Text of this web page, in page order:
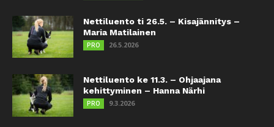
Nettiluento ti 26.5. – Kisajännitys –
Maria Matilainen
PRO 26.5.2026
Nettiluento ke 11.3. – Ohjaajana
kehittyminen – Hanna Närhi
PRO 9.3.2026